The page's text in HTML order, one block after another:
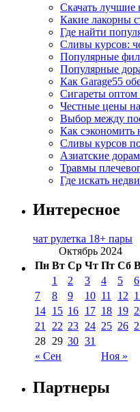
Скачать лучшие
Какие лакорны
Где найти
Сливы курсов:
Популярные
Популярные
Как Garage55
Сигареты оптом
Честные цены
Выбор между
Как сэкономить
Сливы курсов
Азиатские
Травмы
Где искать
Интересное
чат рулетка 18+ пары
Октябрь 2024
Пн Вт Ср Чт Пт Сб
« Сен Ноя »
1 2 3 4 5
6
7
8 9 10 11 12
14 15 16 17 18 19
21
22 23 24 25 26
28 29 30 31
Партнеры